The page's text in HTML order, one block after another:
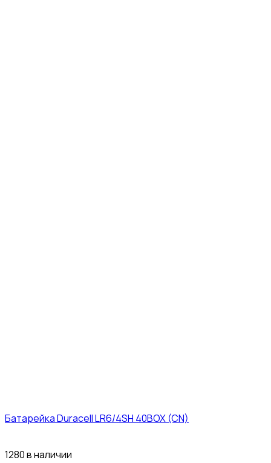
Батарейка Duracell LR6/4SH 40BOX (CN)
1280 в наличии